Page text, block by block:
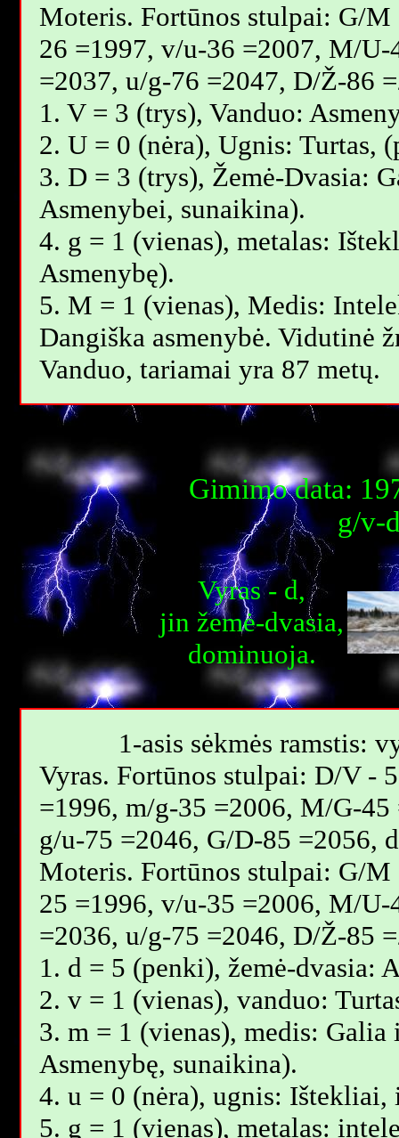
Moteris. Fortūnos stulpai: G/
26 =1997, v/u-36 =2007, M/
=2037, u/g-76 =2047, D/Ž-86
1. V = 3 (trys), Vanduo:
2. U = 0 (nėra), Ugnis: Turtas,
3. D = 3 (trys), Žemė-Dvasia:
Asmenybei, sunaikina).
4. g = 1 (vienas), metalas:
Asmenybę).
5. M = 1 (vienas), Medis:
Dangiška asmenybė. Vidutinė
Vanduo, tariamai yra 87 metų.
Gimimo data:
g/v-
Vyras - d,
jin žemė-dvasia,
dominuoja.
1-asis sėkmės ramstis:
Vyras. Fortūnos stulpai: D/V -
=1996, m/g-35 =2006, M/G-
g/u-75 =2046, G/D-85 =2056,
Moteris. Fortūnos stulpai: G/
25 =1996, v/u-35 =2006, M/
=2036, u/g-75 =2046, D/Ž-85
1. d = 5 (penki), žemė-dvasia:
2. v = 1 (vienas), vanduo:
3. m = 1 (vienas), medis:
Asmenybę, sunaikina).
4. u = 0 (nėra), ugnis:
5. g = 1 (vienas), metalas: